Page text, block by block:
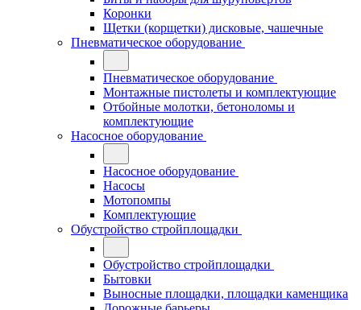
Коронки
Щетки (корщетки) дисковые, чашечные
Пневматическое оборудование
Пневматическое оборудование
Монтажные пистолеты и комплектующие
Отбойные молотки, бетоноломы и
комплектующие
Насосное оборудование
Насосное оборудование
Насосы
Мотопомпы
Комплектующие
Обустройство стройплощадки
Обустройство стройплощадки
Бытовки
Выносные площадки, площадки каменщика